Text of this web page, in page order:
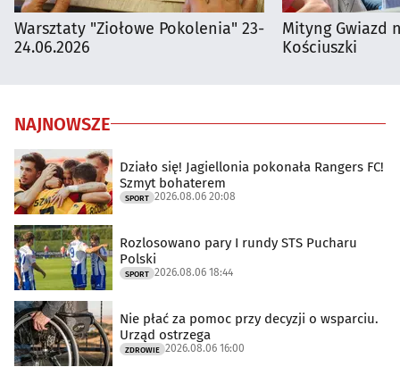
Warsztaty "Ziołowe Pokolenia" 23-
24.06.2026
Mityng Gwiazd
Kościuszki
NAJNOWSZE
Działo się! Jagiellonia pokonała Rangers FC!
Szmyt bohaterem
SPORT 2026.08.06 20:08
Rozlosowano pary I rundy STS Pucharu
Polski
SPORT 2026.08.06 18:44
Nie płać za pomoc przy decyzji o wsparciu.
Urząd ostrzega
ZDROWIE 2026.08.06 16:00